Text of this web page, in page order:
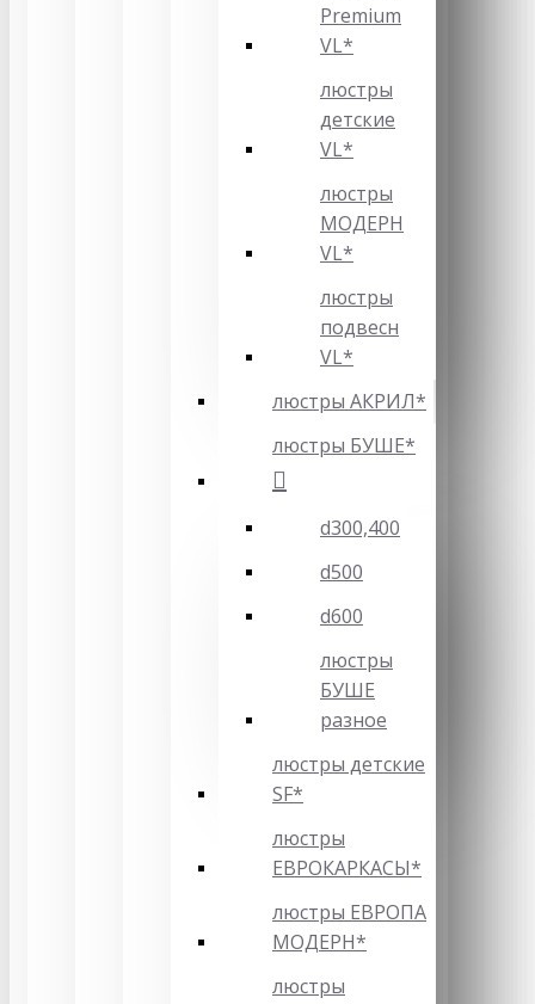
Premium
VL*
люстры
детские
VL*
люстры
МОДЕРН
VL*
люстры
подвесн
VL*
люстры АКРИЛ*
люстры БУШЕ*
d300,400
d500
d600
люстры
БУШЕ
разное
люстры детские
SF*
люстры
ЕВРОКАРКАСЫ*
люстры ЕВРОПА
МОДЕРН*
люстры